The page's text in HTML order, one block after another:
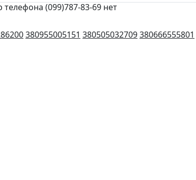
(099)787-83-69 нет
380955005151 380505032709380666555801